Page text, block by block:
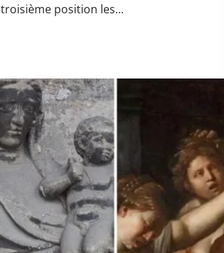
troisième position les…